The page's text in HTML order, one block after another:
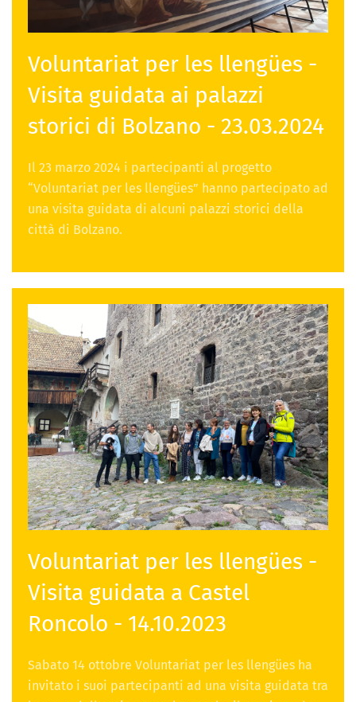
Voluntariat per les llengües -
Visita guidata ai palazzi
storici di Bolzano - 23.03.2024
Il 23 marzo 2024 i partecipanti al progetto
“Voluntariat per les llengües” hanno partecipato ad
una visita guidata di alcuni palazzi storici della
città di Bolzano.
Voluntariat per les llengües -
Visita guidata a Castel
Roncolo - 14.10.2023
Sabato 14 ottobre Voluntariat per les llengües ha
invitato i suoi partecipanti ad una visita guidata tra